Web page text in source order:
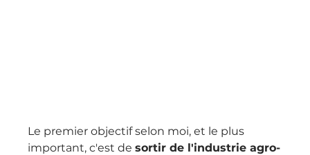
Le premier objectif selon moi, et le plus
important, c'est de sortir de l'industrie agro-